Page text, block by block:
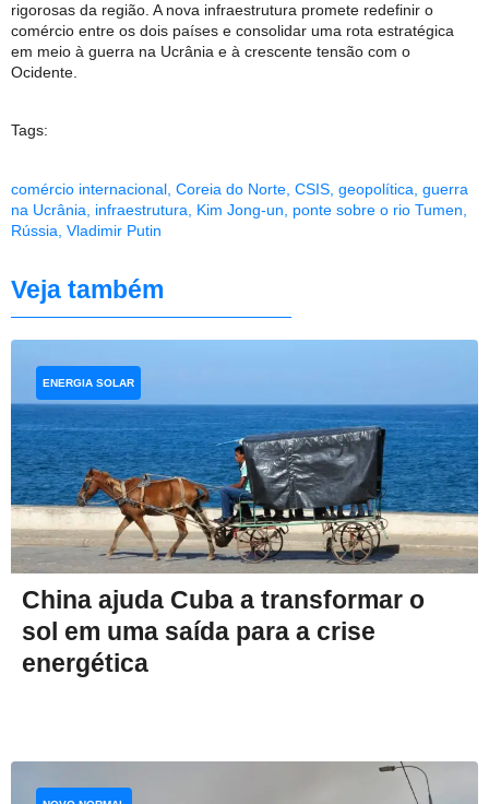
rigorosas da região. A nova infraestrutura promete redefinir o
comércio entre os dois países e consolidar uma rota estratégica
em meio à guerra na Ucrânia e à crescente tensão com o
Ocidente.
Tags:
comércio internacional Coreia do Norte CSIS geopolítica guerra
na Ucrânia
infraestrutura Kim Jong-un ponte sobre o rio Tumen
Rússia Vladimir Putin
Veja também
China ajuda Cuba a transformar o
sol em uma saída para a crise
energética
ENERGIA SOLAR